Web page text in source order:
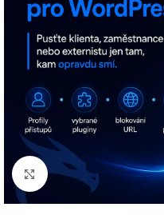
Click to enlarge